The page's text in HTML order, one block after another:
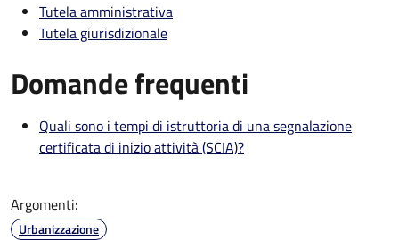
Tutela amministrativa
Tutela giurisdizionale
Domande frequenti
Quali sono i tempi di istruttoria di una segnalazione
certificata di inizio attività (SCIA)?
Argomenti:
Urbanizzazione